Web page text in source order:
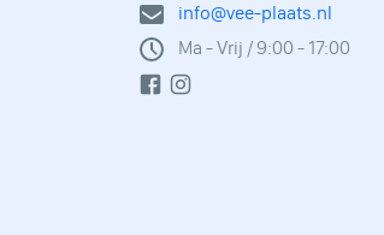
info@vee-plaats.nl
Ma - Vrij / 9:00 - 17:00